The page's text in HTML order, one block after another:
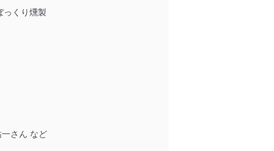
っくり燻製
さん など